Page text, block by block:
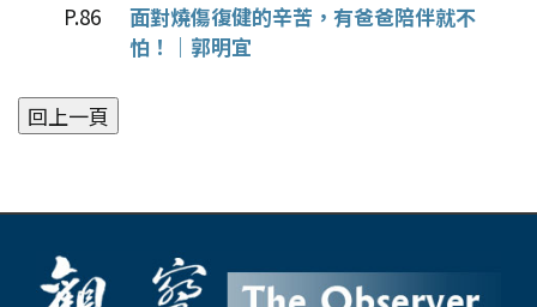
P.86
面對燒傷復健的辛苦，有爸爸陪伴就不
怕！｜郭明宜